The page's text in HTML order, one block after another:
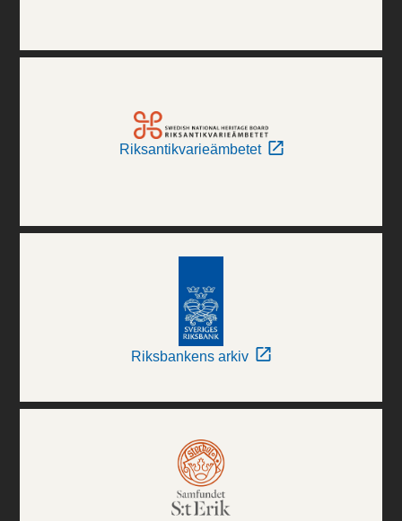
Riksantikvarieämbetet
Riksbankens arkiv